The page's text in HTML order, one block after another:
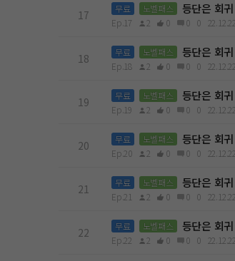
17 무료 노벨패스 등단은 회
Ep.17 2 0 0 0 22.12.22
18 무료 노벨패스 등단은 회
Ep.18 2 0 0 0 22.12.22
19 무료 노벨패스 등단은 회
Ep.19 2 0 0 0 22.12.22
20 무료 노벨패스 등단은 회
Ep.20 2 0 0 0 22.12.22
21 무료 노벨패스 등단은 회
Ep.21 2 0 0 0 22.12.22
22 무료 노벨패스 등단은 회
Ep.22 2 0 0 0 22.12.22